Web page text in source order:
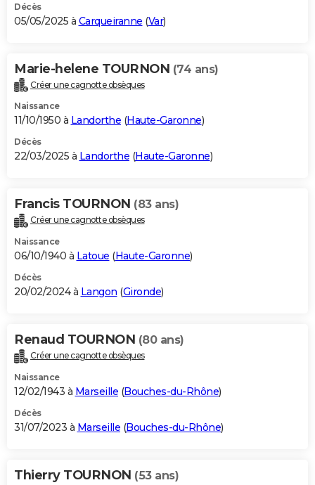
Décès
05/05/2025 à Carqueiranne (Var)
Marie-helene TOURNON (74 ans)
Créer une cagnotte obsèques
Naissance
11/10/1950 à Landorthe (Haute-Garonne)
Décès
22/03/2025 à Landorthe (Haute-Garonne)
Francis TOURNON (83 ans)
Créer une cagnotte obsèques
Naissance
06/10/1940 à Latoue (Haute-Garonne)
Décès
20/02/2024 à Langon (Gironde)
Renaud TOURNON (80 ans)
Créer une cagnotte obsèques
Naissance
12/02/1943 à Marseille (Bouches-du-Rhône)
Décès
31/07/2023 à Marseille (Bouches-du-Rhône)
Thierry TOURNON (53 ans)